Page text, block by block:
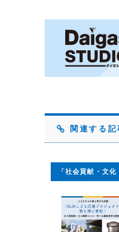
関連する記
「社会貢献・文